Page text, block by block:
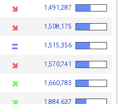
1,491,287
1,508,175
1,515,356
1,570,741
1,660,783
1,884,637